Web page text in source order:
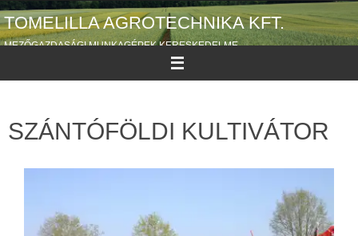
TOMELILLA AGROTECHNIKA KFT.
MEZŐGAZDASÁGI MUNKAGÉPEK KERESKEDELME
SZÁNTÓFÖLDI KULTIVÁTOR